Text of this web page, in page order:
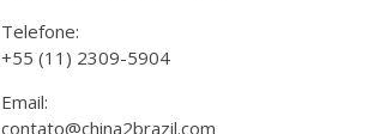
Telefone:
+55 (11) 2309-5904
Email:
contato@china2brazil.com